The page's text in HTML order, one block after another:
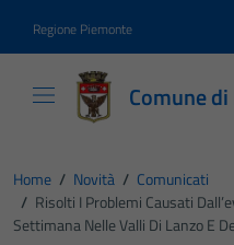
Regione Piemonte
Comune
Home / Novità / Comunicati
/ Risolti I Problemi Causati
Settimana Nelle Valli Di Lanzo E